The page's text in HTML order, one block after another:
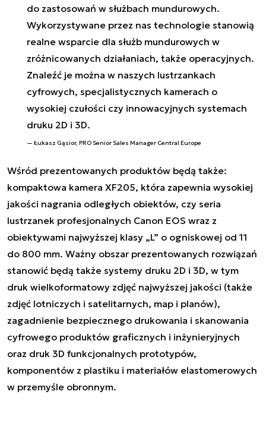
do zastosowań w służbach mundurowych.
Wykorzystywane przez nas technologie stanowią
realne wsparcie dla służb mundurowych w
zróżnicowanych działaniach, także operacyjnych.
Znaleźć je można w naszych lustrzankach
cyfrowych, specjalistycznych kamerach o
wysokiej czułości czy innowacyjnych systemach
druku 2D i 3D.
Łukasz Gąsior, PRO Senior Sales Manager Central Europe
Wśród prezentowanych produktów będą także:
kompaktowa kamera XF205, która zapewnia wysokiej
jakości nagrania odległych obiektów, czy seria
lustrzanek profesjonalnych Canon EOS wraz z
obiektywami najwyższej klasy „L” o ogniskowej od 11
do 800 mm. Ważny obszar prezentowanych rozwiązań
stanowić będą także systemy druku 2D i 3D, w tym
druk wielkoformatowy zdjęć najwyższej jakości (także
zdjęć lotniczych i satelitarnych, map i planów),
zagadnienie bezpiecznego drukowania i skanowania
cyfrowego produktów graficznych i inżynieryjnych
oraz druk 3D funkcjonalnych prototypów,
komponentów z plastiku i materiałów elastomerowych
w przemyśle obronnym.